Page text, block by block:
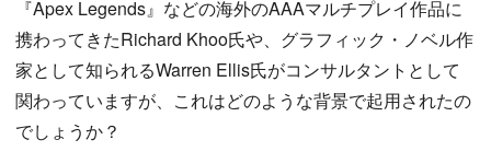
『Apex Legends』などの海外のAAAマルチプレイ作品に
携わってきたRichard Khoo氏や、グラフィック・ノベル作
家として知られるWarren Ellis氏がコンサルタントとして
関わっていますが、これはどのような背景で起用されたの
でしょうか？